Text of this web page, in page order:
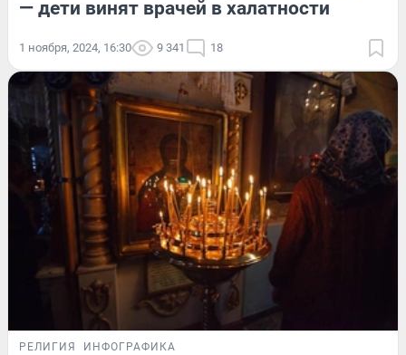
— дети винят врачей в халатности
1 ноября, 2024, 16:30 9 341 18
РЕЛИГИЯ ИНФОГРАФИКА